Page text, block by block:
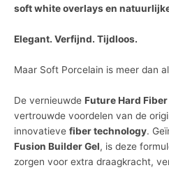
soft white overlays en
Elegant. Verfijnd. Tijdloos.
Maar Soft Porcelain is meer dan
De vernieuwde Future Hard
vertrouwde voordelen van de
innovatieve fiber technology.
Fusion Builder Gel, is deze
zorgen voor extra draagkracht,